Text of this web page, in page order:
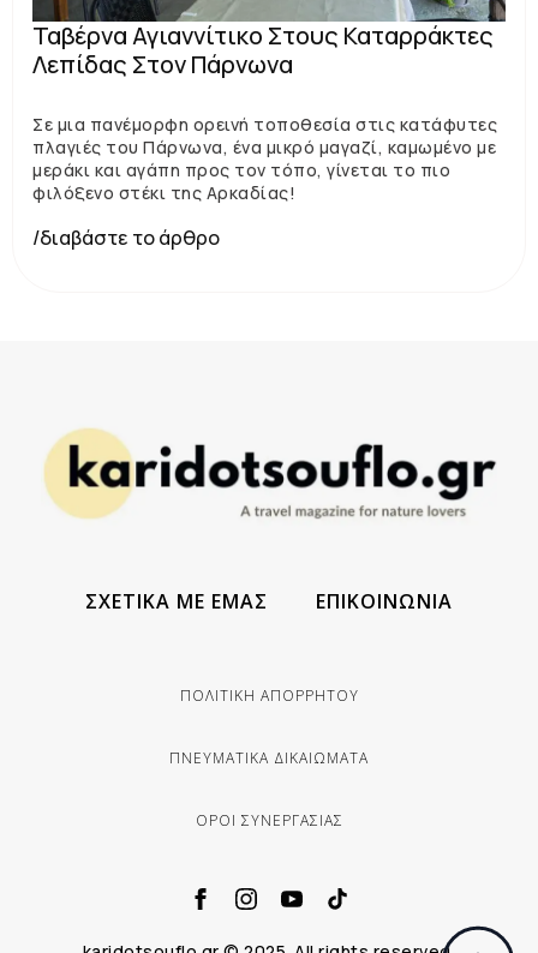
Ταβέρνα Αγιαννίτικο Στους Καταρράκτες
Λεπίδας Στον Πάρνωνα
Σε μια πανέμορφη ορεινή τοποθεσία στις κατάφυτες
πλαγιές του Πάρνωνα, ένα μικρό μαγαζί, καμωμένο με
μεράκι και αγάπη προς τον τόπο, γίνεται το πιο
φιλόξενο στέκι της Αρκαδίας!
/διαβάστε το άρθρο
ΣΧΕΤΙΚΑ ΜΕ ΕΜΑΣ ΕΠΙΚΟΙΝΩΝΙΑ
ΠΟΛΙΤΙΚΗ ΑΠΟΡΡΗΤΟΥ
ΠΝΕΥΜΑΤΙΚΑ ΔΙΚΑΙΩΜΑΤΑ
ΟΡΟΙ ΣΥΝΕΡΓΑΣΙΑΣ